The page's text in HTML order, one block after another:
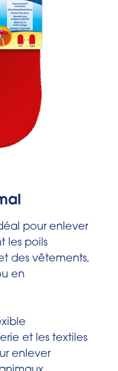
pour enlever
les poils
des vêtements,
en
et les textiles
enlever